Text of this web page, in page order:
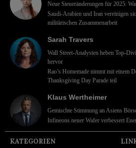
Neue Steueränderungen für 2025:
Saudi-Arabien und Iran vereinigen
militärischen Zusammenarbeit
Sarah Travers
Wall Street-Analysten heben Top-
hervor
Rao’s Homemade nimmt mit einem
Thanksgiving Day Parade teil
Klaus Wertheimer
Gemischte Stimmung an Asiens
Infineons neuer Wafer verbessert
KATEGORIEN